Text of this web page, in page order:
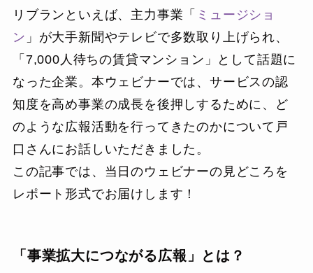
リブランといえば、主力事業「 ミュージショ
ン 」が大手新聞やテレビで多数取り上げられ、
「7,000人待ちの賃貸マンション」として話題に
なった企業。本ウェビナーでは、サービスの認
知度を高め事業の成長を後押しするために、ど
のような広報活動を行ってきたのかについて戸
口さんにお話しいただきました。
この記事では、当日のウェビナーの見どころを
レポート形式でお届けします！
「事業拡大につながる広報」とは？